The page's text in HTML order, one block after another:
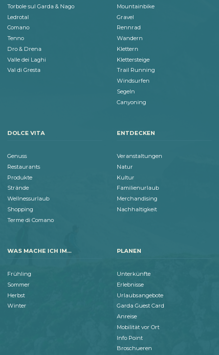
Torbole sul Garda & Nago
Ledrotal
Comano
Tenno
Dro & Drena
Valle dei Laghi
Val di Gresta
Mountainbike
Gravel
Rennrad
Wandern
Klettern
Klettersteige
Trail Running
Windsurfen
Segeln
Canyoning
DOLCE VITA
Genuss
Restaurants
Produkte
Strände
Wellnessurlaub
Shopping
Terme di Comano
ENTDECKEN
Veranstaltungen
Natur
Kultur
Familienurlaub
Merchandising
Nachhaltigkeit
WAS MACHE ICH IM...
Frühling
Sommer
Herbst
Winter
PLANEN
Unterkünfte
Erlebnisse
Urlaubsangebote
Garda Guest Card
Anreise
Mobilität vor Ort
Info Point
Broschueren